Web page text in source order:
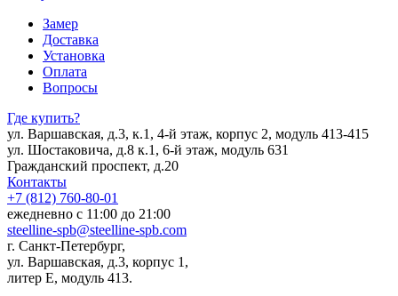
Замер
Доставка
Установка
Оплата
Вопросы
Где купить?
ул. Варшавская, д.3, к.1, 4-й этаж, корпус 2, модуль 413-415
ул. Шостаковича, д.8 к.1, 6-й этаж, модуль 631
Гражданский проспект, д.20
Контакты
+7 (812) 760-80-01
ежедневно с 11:00 до 21:00
steelline-spb@steelline-spb.com
г. Санкт-Петербург,
ул. Варшавская, д.3, корпус 1,
литер Е, модуль 413.